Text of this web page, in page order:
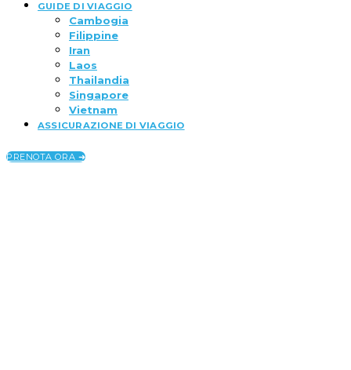
GUIDE DI VIAGGIO
Cambogia
Filippine
Iran
Laos
Thailandia
Singapore
Vietnam
ASSICURAZIONE DI VIAGGIO
PRENOTA ORA ➜